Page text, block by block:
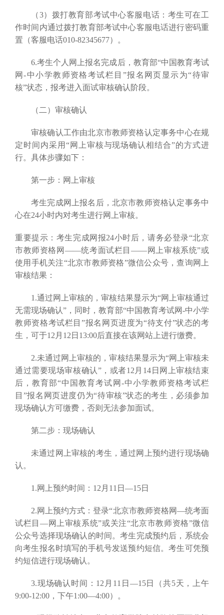
（3）拨打教育部考试中心客服电话：考生可在工
作时间内通过拨打教育部考试中心客服电话进行密码重
置（客服电话010-82345677）。
6.考生个人网上报名完成后，教育部“中国教育考试
网-中小学教师资格考试栏目”报名网页显示为“待审
核”状态，报考进入面试审核确认阶段。
（二）审核确认
审核确认工作由北京市教师资格认定事务中心在规
定时间内采用“网上审核与现场确认相结合”的方式进
行。具体步骤如下：
第一步：网上审核
考生完成网上报名后，北京市教师资格认定事务中
心在24小时内对考生进行网上审核。
重要提示：考生完成网报24小时后，请务必登录“北京
市教师资格网——统考面试栏目——网上审核系统”或
使用手机关注“北京市教师资格”微信公众号，查询网上
审核结果：
1.通过网上审核的，审核结果显示为“网上审核通过
无需现场确认”，同时，教育部“中国教育考试网-中小学
教师资格考试栏目”报名网页进度为“待支付”状态的考
生，可于12月12日13:00后直接在该网站上进行缴费。
2.未通过网上审核的，审核结果显示为“网上审核未
通过需要现场审核确认”，或者12月14日网上审核结束
后，教育部“中国教育考试网-中小学教师资格考试栏
目”报名网页进度仍为“待审核”状态的考生，必须参加
现场确认方可缴费，否则无法参加面试。
第二步：现场确认
未通过网上审核的考生，通过网上预约进行现场确
认。
1.网上预约时间：12月11日—15日
2.网上预约方式：登录“北京市教师资格网—统考面
试栏目—网上审核系统”或关注“北京市教师资格”微信
公众号选择现场确认的时间。考生完成预约后，系统会
向考生报名时填写的手机号发送预约短信。考生可凭预
约短信进行现场确认。
3.现场确认时间：12月11日—15日（共5天，上午
9:00-12:00，下午1:00—4:00）。